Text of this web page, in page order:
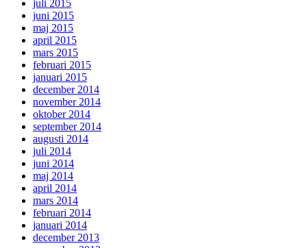
juli 2015
juni 2015
maj 2015
april 2015
mars 2015
februari 2015
januari 2015
december 2014
november 2014
oktober 2014
september 2014
augusti 2014
juli 2014
juni 2014
maj 2014
april 2014
mars 2014
februari 2014
januari 2014
december 2013